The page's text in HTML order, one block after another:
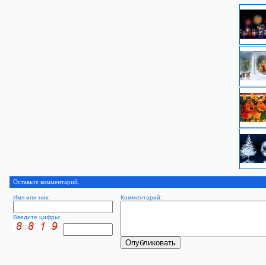
Оставьте комментарий.
Имя или ник: Комментарий:
Введите цифры: